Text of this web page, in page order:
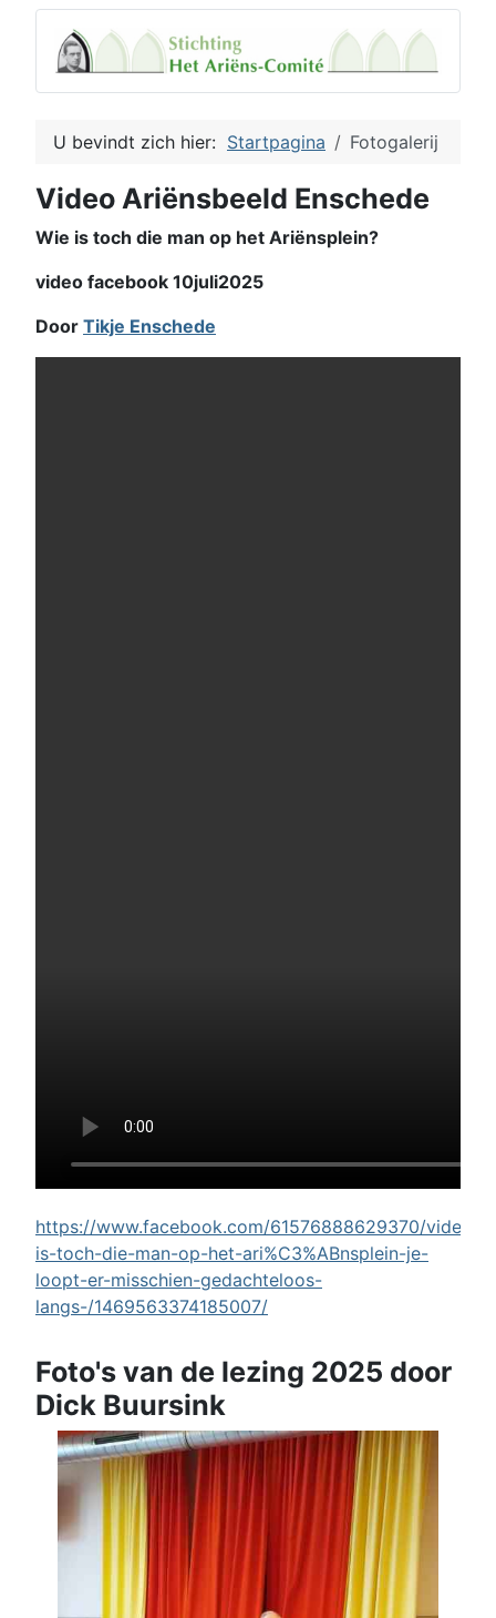
U bevindt zich hier: Startpagina Fotogalerij
Video Ariënsbeeld Enschede
Wie is toch die man op het Ariënsplein?
video facebook 10juli2025
Door Tikje Enschede
https://www.facebook.com/61576888629370/videos/
is-toch-die-man-op-het-ari%C3%ABnsplein-je-
loopt-er-misschien-gedachteloos-
langs-/1469563374185007/
Foto's van de lezing 2025 door
Dick Buursink